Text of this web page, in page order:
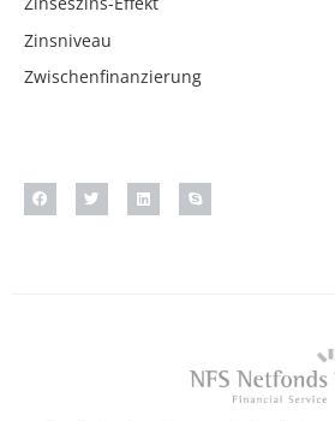
Zinsniveau
Zwischenfinanzierung